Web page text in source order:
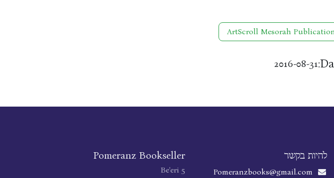
ArtScroll Mesorah
2016-08-31
להיות בקשר
Pomeranzbooks@gmail.com
Pomeranz Bookseller
Be'eri 5